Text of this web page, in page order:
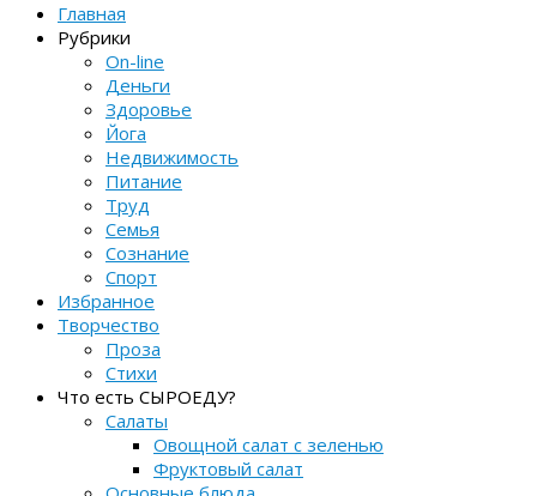
Главная
Рубрики
On-line
Деньги
Здоровье
Йога
Недвижимость
Питание
Труд
Семья
Сознание
Спорт
Избранное
Творчество
Проза
Стихи
Что есть СЫРОЕДУ?
Салаты
Овощной салат с зеленью
Фруктовый салат